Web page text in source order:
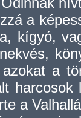
a
kígyó,
a
a